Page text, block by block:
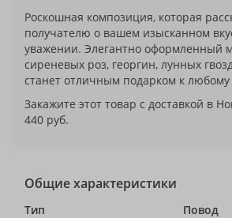
Роскошная композиция, которая
получателю о вашем изысканном
уважении. Элегантно оформленный
сиреневых роз, георгин, лунных
станет отличным подарком к любому
Закажите этот товар с доставкой в
440 руб.
Общие характеристики
Тип
Повод